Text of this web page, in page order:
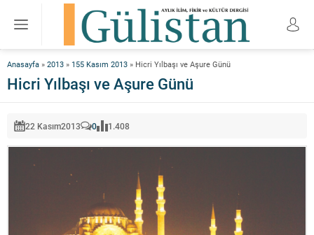
Anasayfa » 2013 » 155 Kasım 2013 » Hicri Yılbaşı ve Aşure Günü
Hicri Yılbaşı ve Aşure Günü
22 Kasım2013 0 1.408